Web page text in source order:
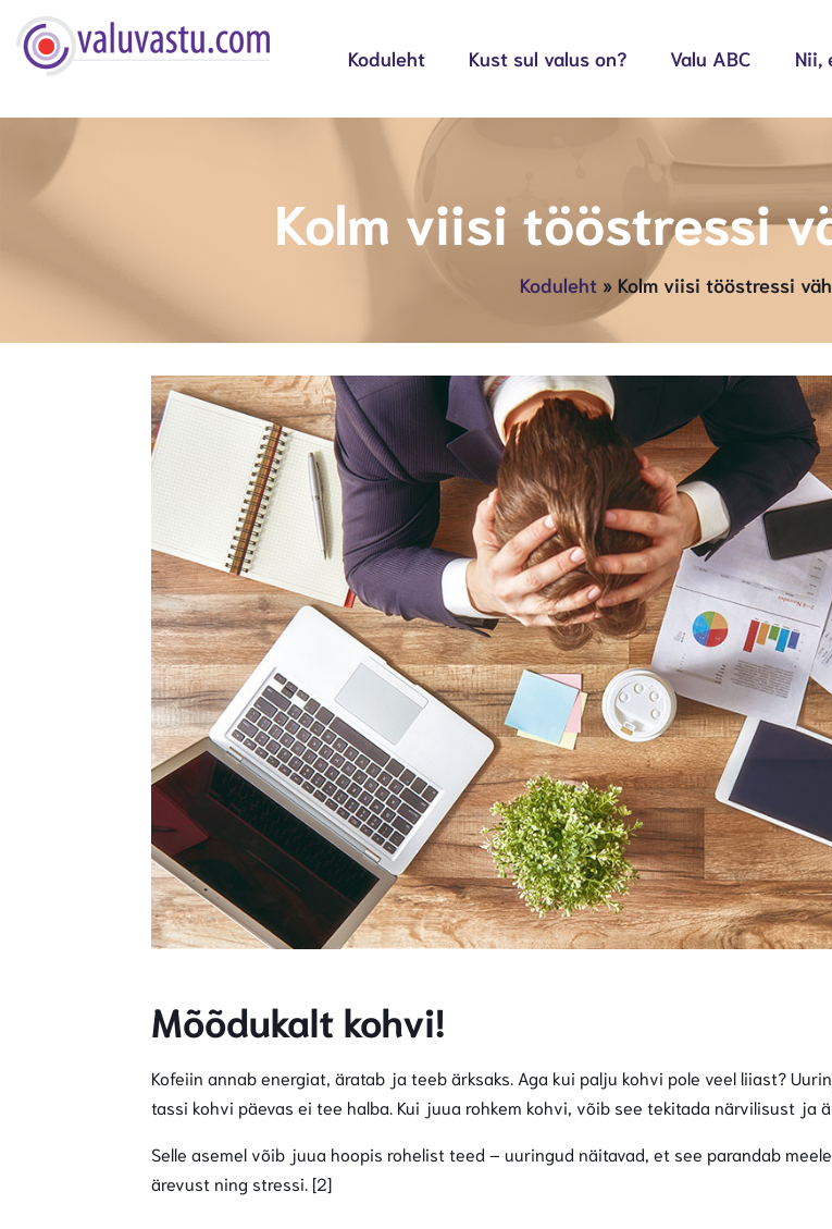
Koduleht Kust sul valus on? Valu ABC Nii,
Kolm viisi tööstressi
Koduleht » Kolm viisi tööstressi
Mõõdukalt kohvi!
Kofeiin annab energiat, äratab ja teeb ärksaks. Aga kui palju kohvi pole veel liiast?
tassi kohvi päevas ei tee halba. Kui juua rohkem kohvi, võib see tekitada närvilisust ja
Selle asemel võib juua hoopis rohelist teed – uuringud näitavad, et see parandab
ärevust ning stressi. [2]